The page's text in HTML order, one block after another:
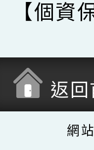
【個資
返回
網